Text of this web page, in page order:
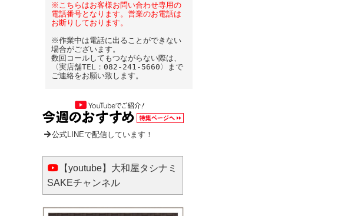
※こちらはお客様お問い合わせ専用の
電話番号となります。営業のお電話は
お断りしております。
※作業中は電話に出ることができない
場合がございます。
数回コールしてもつながらない際は、
〈実店舗TEL：082-241-5660〉まで
ご連絡をお願い致します。
公式LINEで配信しています！
【youtube】大和屋タシナミ
SAKEチャンネル